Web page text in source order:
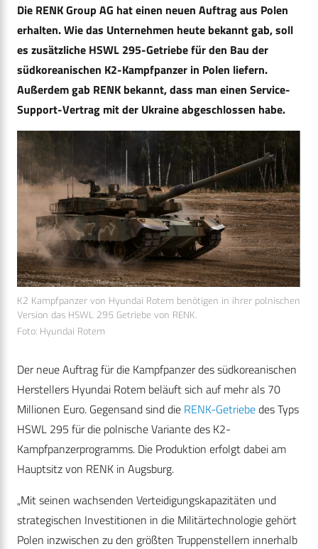
Die RENK Group AG hat einen neuen Auftrag aus Polen
erhalten. Wie das Unternehmen heute bekannt gab, soll
es zusätzliche HSWL 295-Getriebe für den Bau der
südkoreanischen K2-Kampfpanzer in Polen liefern.
Außerdem gab RENK bekannt, dass man einen Service-
Support-Vertrag mit der Ukraine abgeschlossen habe.
K2 Kampfpanzer von Hyundai Rotem benötigen in ihrer polnischen
Version das HSWL 295 Getriebe von RENK.
Foto: Hyundai Rotem
Der neue Auftrag für die Kampfpanzer des südkoreanischen
Herstellers Hyundai Rotem beläuft sich auf mehr als 70
Millionen Euro. Gegensand sind die RENK-Getriebedes Typs
HSWL 295 für die polnische Variante des K2-
Kampfpanzerprogramms. Die Produktion erfolgt dabei am
Hauptsitz von RENK in Augsburg.
„Mit seinen wachsenden Verteidigungskapazitäten und
strategischen Investitionen in die Militärtechnologie gehört
Polen inzwischen zu den größten Truppenstellern innerhalb